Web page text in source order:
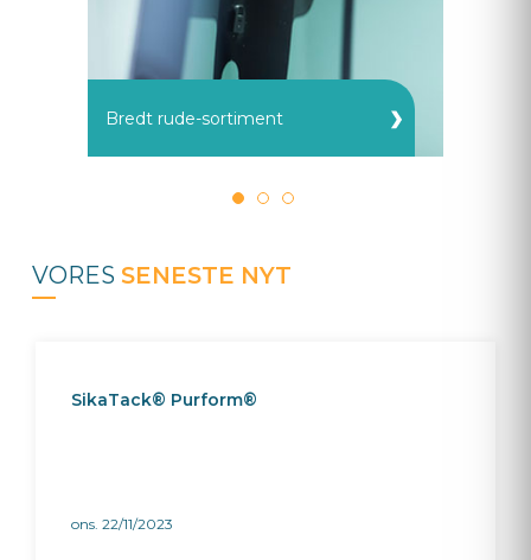
Bredt rude-sortiment
VORES SENESTE NYT
SikaTack® Purform®
ons. 22/11/2023